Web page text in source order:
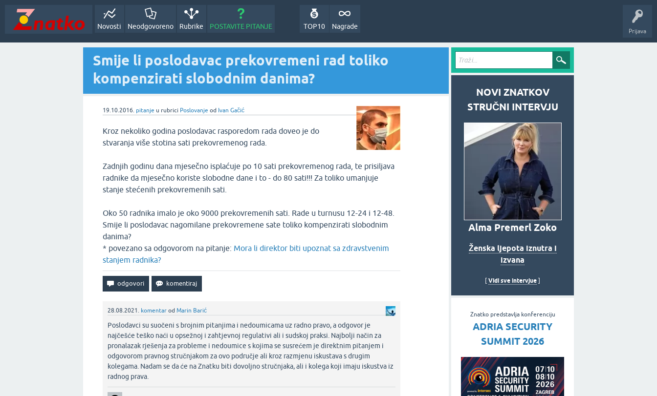
Prijava
Novosti Neodgovoreno Rubrike POSTAVITE PITANJE Nagrade
TOP10
Smije li poslodavac prekovremeni rad toliko
kompenzirati slobodnim danima?
19.10.2016. pitanje u rubrici Poslovanje od Ivan Gačić
Kroz nekoliko godina poslodavac rasporedom rada doveo je do
stvaranja više stotina sati prekovremenog rada.
Zadnjih godinu dana mjesečno isplaćuje po 10 sati prekovremenog rada, te prisiljava
radnike da mjesečno koriste slobodne dane i to - do 80 sati!!! Za toliko umanjuje
stanje stećenih prekovremenih sati.
Oko 50 radnika imalo je oko 9000 prekovremenih sati. Rade u turnusu 12-24 i 12-48.
Smije li poslodavac nagomilane prekovremene sate toliko kompenzirati slobodnim
danima?
* povezano sa odgovorom na pitanje: Mora li direktor biti upoznat sa zdravstvenim
stanjem radnika?
28.08.2021. komentar od Marin Barić
Poslodavci su suočeni s brojnim pitanjima i nedoumicama uz radno pravo, a odgovor je
najčešće teško naći u opsežnoj i zahtjevnoj regulativi ali i sudskoj praksi. Najbolji način za
pronalazak rješenja za probleme i nedoumice s kojima se susrećem je direktnim pitanjem i
odgovorom pravnog stručnjakom za ovo područje ali kroz razmjenu iskustava s drugim
kolegama. Nadam se da će na Znatku biti dovoljno stručnjaka, ali i kolega koji imaju iskustva iz
radnog prava.‌
NOVI ZNATKOV
STRUČNI INTERVJU
Alma Premerl Zoko
Ženska ljepota iznutra i
izvana
Vidi sve intervjue
Znatko predstavlja konferenciju
ADRIA SECURITY
SUMMIT 2026